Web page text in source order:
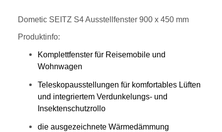
Dometic SEITZ S4 Ausstellfenster 900 x 450 mm
Produktinfo:
Komplettfenster für Reisemobile und
Wohnwagen
Teleskopausstellungen für komfortables Lüften
und integriertem Verdunkelungs- und
Insektenschutzrollo
die ausgezeichnete Wärmedämmung